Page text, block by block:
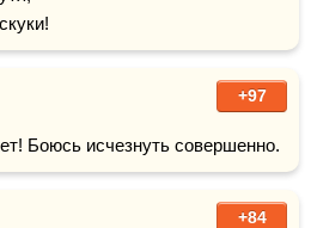
+97
Боюсь исчезнуть совершенно.
+84